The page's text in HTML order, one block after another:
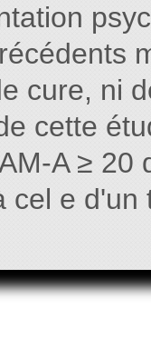
cure, ni
cette
A ≥
cel e